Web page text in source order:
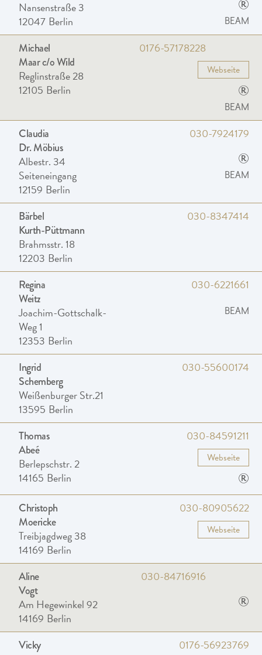
Nansenstraße 3
12047 Berlin
®
BEAM
Michael
Maar c/o Wild
Reglinstraße 28
12105 Berlin
0176-57178228
Webseite
®
BEAM
Claudia
Dr. Möbius
Albestr. 34
Seiteneingang
12159 Berlin
030-7924179
®
BEAM
Bärbel
Kurth-Püttmann
Brahmsstr. 18
12203 Berlin
030-8347414
Regina
Weitz
Joachim-Gottschalk-
Weg 1
12353 Berlin
030-6221661
BEAM
Ingrid
Schemberg
Weißenburger Str.21
13595 Berlin
030-55600174
Thomas
Abeé
Berlepschstr. 2
14165 Berlin
030-84591211
Webseite
®
Christoph
Moericke
Treibjagdweg 38
14169 Berlin
030-80905622
Webseite
Aline
Vogt
Am Hegewinkel 92
14169 Berlin
030-84716916
®
Vicky
0176-56923769